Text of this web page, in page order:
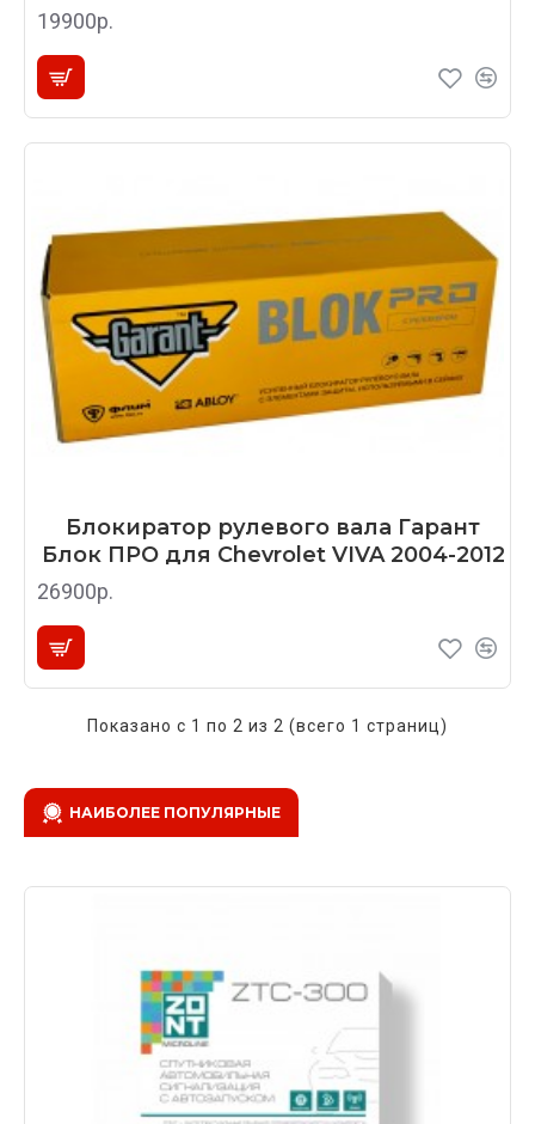
19900р.
Блокиратор рулевого вала Гарант
Блок ПРО для Chevrolet VIVA 2004-2012
26900р.
Показано с 1 по 2 из 2 (всего 1 страниц)
НАИБОЛЕЕ ПОПУЛЯРНЫЕ